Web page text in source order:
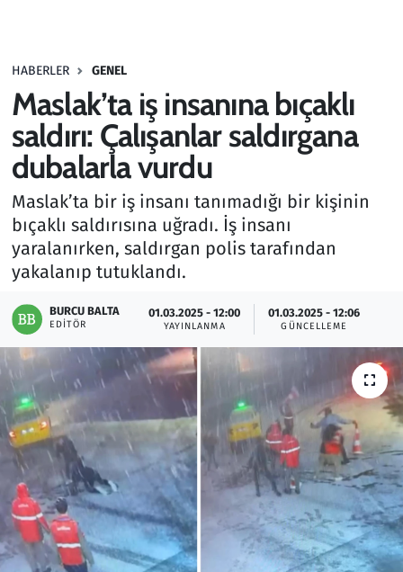
HABERLER GENEL
Maslak’ta iş insanına bıçaklı
saldırı: Çalışanlar saldırgana
dubalarla vurdu
Maslak’ta bir iş insanı tanımadığı bir kişinin
bıçaklı saldırısına uğradı. İş insanı
yaralanırken, saldırgan polis tarafından
yakalanıp tutuklandı.
BURCU BALTA
EDITÖR
01.03.2025 - 12:00
YAYINLANMA
01.03.2025 - 12:06
GÜNCELLEME
Haber
Kültür Sanat
Kurumsal Haberler
Lezzet Durağı
Memur ve Kamu
Otomobil
Oyun
Ramazan
Resmi İlanlar
Rüya Tabirleri
Sağlık